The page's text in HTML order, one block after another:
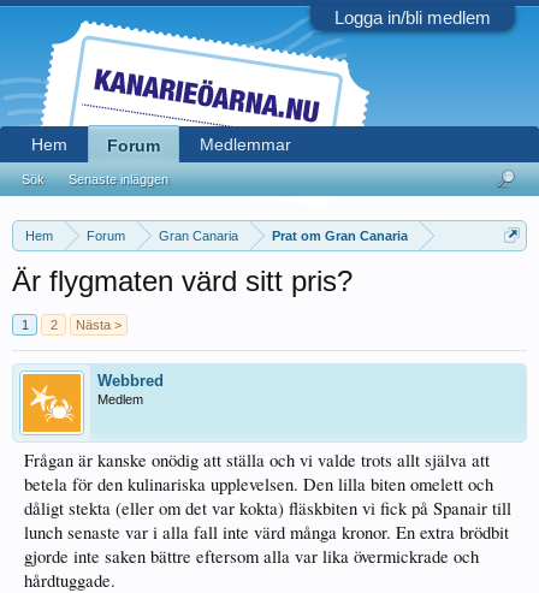
Logga in/bli medlem
Hem Forum Gran Canaria Prat om Gran Canaria
Är flygmaten värd sitt pris?
1 2 Nästa >
Webbred
Medlem
Frågan är kanske onödig att ställa och vi valde trots allt själva att
betela för den kulinariska upplevelsen. Den lilla biten omelett och
dåligt stekta (eller om det var kokta) fläskbiten vi fick på Spanair till
lunch senaste var i alla fall inte värd många kronor. En extra brödbit
gjorde inte saken bättre eftersom alla var lika övermickrade och
hårdtuggade.
Hem Forum
Sök Senaste inläggen
Medlemmar